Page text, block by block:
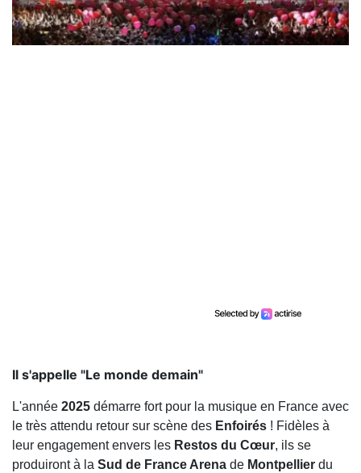
Il s'appelle "Le monde demain"
L'année 2025 démarre fort pour la musique en France avec
le très attendu retour sur scène des Enfoirés ! Fidèles à
leur engagement envers les Restos du Cœur, ils se
produiront à la Sud de France Arena de Montpellier du